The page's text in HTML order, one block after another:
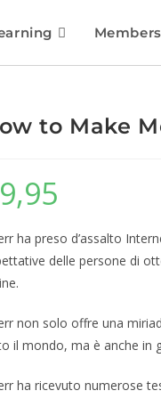
to Make
9,95
ha preso d’assalto
delle persone di
non solo offre una
il mondo, ma è anche in
ha ricevuto numerose